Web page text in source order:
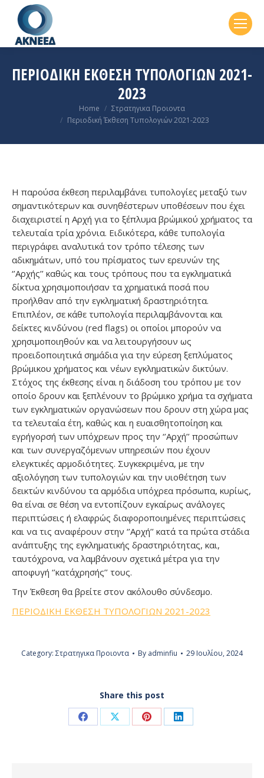
ΠΕΡΙΟΔΙΚΉ ΈΚΘΕΣΗ ΤΥΠΟΛΟΓΙΏΝ 2021-
2023
Home
Στρατηγικα Προιοντα
Περιοδική Έκθεση Τυπολογιών 2021-2023
Η παρούσα έκθεση περιλαμβάνει τυπολογίες μεταξύ των
σημαντικότερων και συνηθέστερων υποθέσεων που έχει
διαχειριστεί η Αρχή για το ξέπλυμα βρώμικού χρήματος τα
τελευταία τρία χρόνια. Ειδικότερα, κάθε τυπολογία
περιγράφει αναλυτικά τον τρόπο τέλεσης των
αδικημάτων, υπό του πρίσματος των ερευνών της
‘’Αρχής’’ καθώς και τους τρόπους που τα εγκληματικά
δίκτυα χρησιμοποιήσαν τα χρηματικά ποσά που
προήλθαν από την εγκληματική δραστηριότητα.
Επιπλέον, σε κάθε τυπολογία περιλαμβάνονται και
δείκτες κινδύνου (red flags) οι οποίοι μπορούν να
χρησιμοποιηθούν και να λειτουργήσουν ως
προειδοποιητικά σημάδια για την εύρεση ξεπλύματος
βρώμικου χρήματος και νέων εγκληματικών δικτύων.
Στόχος της έκθεσης είναι η διάδοση του τρόπου με τον
οποίο δρουν και ξεπλένουν το βρώμικο χρήμα τα σχήματα
των εγκληματικών οργανώσεων που δρουν στη χώρα μας
τα τελευταία έτη, καθώς και η ευαισθητοποίηση και
εγρήγορσή των υπόχρεων προς την ‘’Αρχή’’ προσώπων
και των συνεργαζόμενων υπηρεσιών που έχουν
ελεγκτικές αρμοδιότητες. Συγκεκριμένα, με την
αξιολόγηση των τυπολογιών και την υιοθέτηση των
δεικτών κινδύνου τα αρμόδια υπόχρεα πρόσωπα, κυρίως,
θα είναι σε θέση να εντοπίζουν εγκαίρως ανάλογες
περιπτώσεις ή ελαφρώς διαφοροποιημένες περιπτώσεις
και να τις αναφέρουν στην ‘’Αρχή’’ κατά τα πρώτα στάδια
ανάπτυξης της εγκληματικής δραστηριότητας, και,
ταυτόχρονα, να λαμβάνουν σχετικά μέτρα για την
αποφυγή ‘’κατάχρησής’’ τους.
Την Έκθεση θα βρείτε στον ακόλουθο σύνδεσμο.
ΠΕΡΙΟΔΙΚΗ ΕΚΘΕΣΗ ΤΥΠΟΛΟΓΙΩΝ 2021-2023
Category: Στρατηγικα Προιοντα By adminfiu 29 Ιουλίου, 2024
Share this post
Share Share Share Share